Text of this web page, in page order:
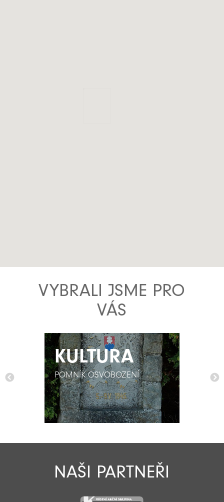
VYBRALI JSME PRO
VÁS
KULTURA
POMNÍK OSVOBOZENÍ
KULTURA
POMNÍK OSVOBOZENÍ
NAŠI PARTNEŘI